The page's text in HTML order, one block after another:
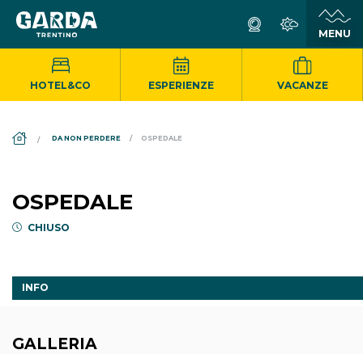
HOTEL&CO ESPERIENZE VACANZE
DA NON PERDERE OSPEDALE
OSPEDALE
CHIUSO
INFO
GALLERIA